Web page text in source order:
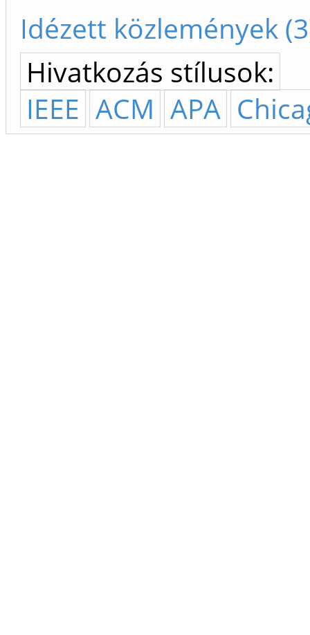
Idézett közlemények
Hivatkozás stílusok:
IEEE ACM APA